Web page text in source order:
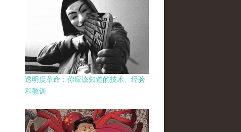
透明度革命：你应该知道的技术、经验
和教训